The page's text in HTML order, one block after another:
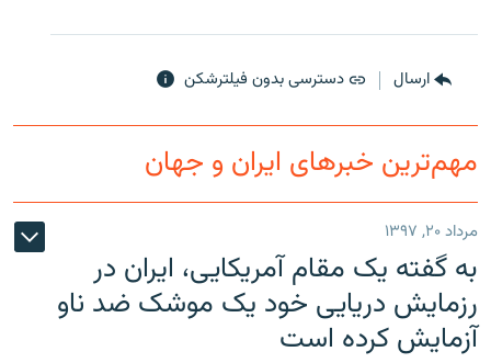
ارسال دسترسی بدون فیلترشکن
مهم‌ترین خبرهای ایران و جهان
مرداد ۲۰, ۱۳۹۷
به گفته یک مقام آمریکایی، ایران در
رزمایش دریایی خود یک موشک ضد ناو
آزمایش کرده است